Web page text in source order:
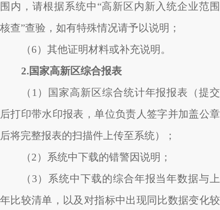
围内，请根据系统中“高新区内新入统企业范围
核查”查验，如有特殊情况请予以说明；
（6）其他证明材料或补充说明。
2.国家高新区综合报表
（1）国家高新区综合统计年报报表（提交
后打印带水印报表，单位负责人签字并加盖公章
后将完整报表的扫描件上传至系统）；
（2）系统中下载的错警因说明；
（3）系统中下载的综合年报当年数据与上
年比较清单，以及对指标中出现同比数据变化较